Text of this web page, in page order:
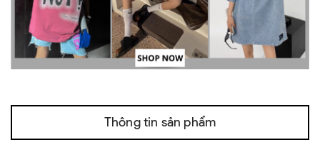
Thông tin sản phẩm